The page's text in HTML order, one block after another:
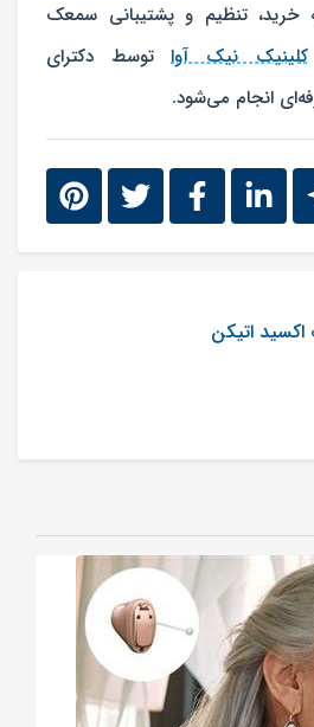
تنظیم و پشتیبانی سمعک
کلینیک نیک آواتوسط دکترای
انجام می‌شود.
اتیکن